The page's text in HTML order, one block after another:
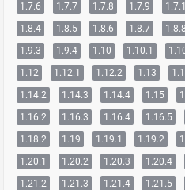
1.7.6
1.7.7 1.7.8 1.7.9
1.8.4
1.8.5 1.8.6 1.8.7 1.8.8
1.9.3
1.9.4 1.10 1.10.1
1.12
1.12.1 1.12.2 1.13
1.14.2
1.14.3 1.14.4 1.15
1.16.2
1.16.3 1.16.4 1.16.5
1.18.2
1.19 1.19.1 1.19.2
1.20.1
1.20.2 1.20.3 1.20.4
1.21.2
1.21.3 1.21.4 1.21.5